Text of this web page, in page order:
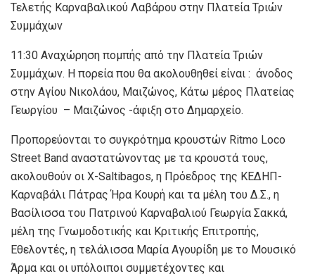
Τελετής Καρναβαλικού Λαβάρου στην Πλατεία Τριών
Συμμάχων
11:30 Αναχώρηση πομπής από την Πλατεία Τριών
Συμμάχων. Η πορεία που θα ακολουθηθεί είναι : άνοδος
στην Αγίου Νικολάου, Μαιζώνος, Κάτω μέρος Πλατείας
Γεωργίου – Μαιζώνος -άφιξη στο Δημαρχείο.
Προπορεύονται το συγκρότημα κρουστών Ritmo Loco
Street Band αναστατώνοντας με τα κρουστά τους,
ακολουθούν οι X-Saltibagos, η Πρόεδρος της ΚΕΔΗΠ-
Καρναβάλι Πάτρας Ήρα Κουρή και τα μέλη του Δ.Σ., η
Βασίλισσα του Πατρινού Καρναβαλιού Γεωργία Σακκά,
μέλη της Γνωμοδοτικής και Κριτικής Επιτροπής,
Εθελοντές, η τελάλισσα Μαρία Αγουρίδη με το Μουσικό
Άρμα και οι υπόλοιποι συμμετέχοντες και